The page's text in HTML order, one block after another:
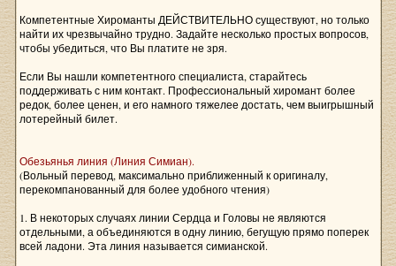
Компетентные Хироманты ДЕЙСТВИТЕЛЬНО существуют, но только
найти их чрезвычайно трудно. Задайте несколько простых вопросов,
чтобы убедиться, что Вы платите не зря.
Если Вы нашли компетентного специалиста, старайтесь
поддерживать с ним контакт. Профессиональный хиромант более
редок, более ценен, и его намного тяжелее достать, чем выигрышный
лотерейный билет.
Обезьянья линия (Линия Симиан).
(Вольный перевод, максимально приближенный к оригиналу,
перекомпанованный для более удобного чтения)
1. В некоторых случаях линии Сердца и Головы не являются
отдельными, а объединяются в одну линию, бегущую прямо поперек
всей ладони. Эта линия называется симианской.